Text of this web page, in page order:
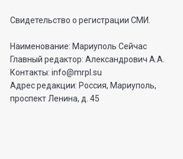
Свидетельство о регистрации СМИ.
Наименование: Мариуполь Сейчас
Главный редактор: Александрович А.А.
Контакты: info@mrpl.su
Адрес редакции: Россия, Мариуполь,
проспект Ленина, д. 45